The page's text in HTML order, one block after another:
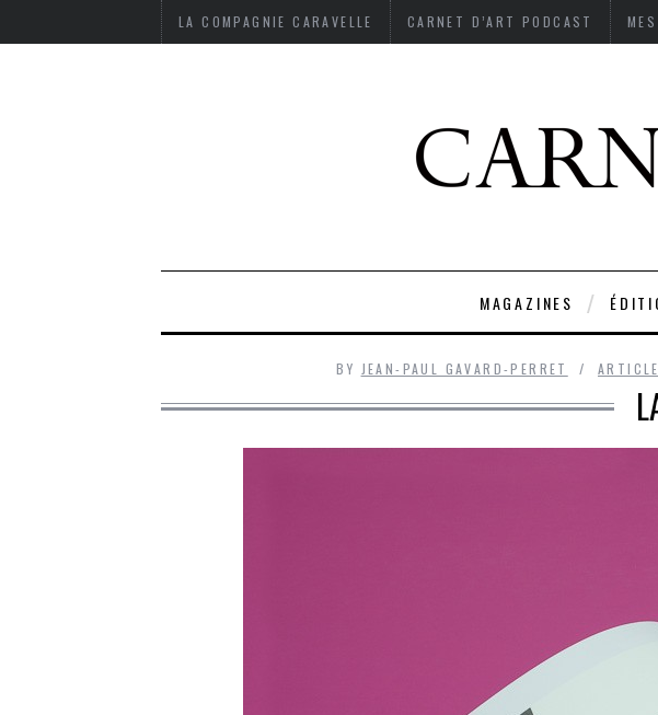
LA COMPAGNIE CARAVELLE CARNET D’ART PODCAST
MAGAZINES
BY JEAN-PAUL GAVARD-PERRET